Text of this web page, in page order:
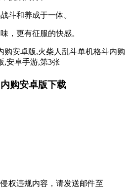
斗和养成于一体。
，更有征服的快感。
购安卓版下载
权违规内容，请发送邮件至